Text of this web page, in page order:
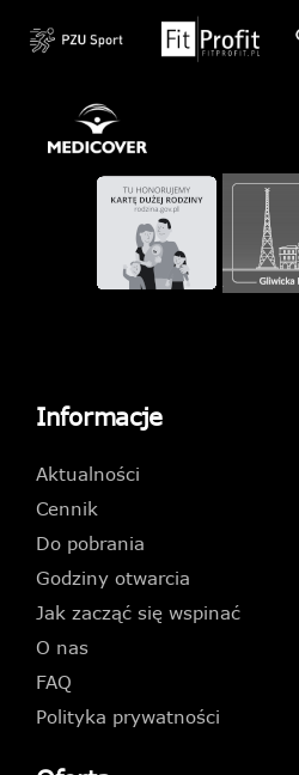
Informacje
Aktualności
Cennik
Do pobrania
Godziny otwarcia
Jak zacząć się wspinać
O nas
FAQ
Polityka prywatności